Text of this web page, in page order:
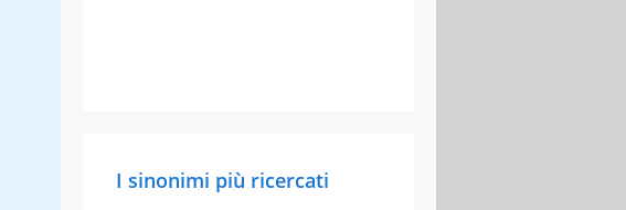
I sinonimi più ricercati